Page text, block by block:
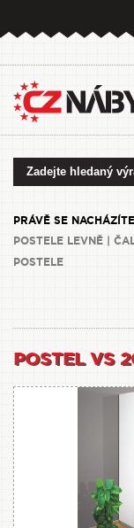
PRÁVĚ SE
POSTELE LEVNĚ |
POSTELE
POSTEL VS